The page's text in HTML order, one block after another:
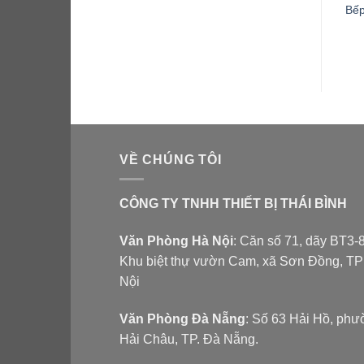
VỀ CHÚNG TÔI
CÔNG TY TNHH THIẾT BỊ THÁI BÌNH
Văn Phòng Hà Nội: Căn số 71, dãy BT3-
Khu biệt thự vườn Cam, xã Sơn Đồng,
Nội
Văn Phòng Đà Nẵng: Số 63 Hải Hồ,
Hải Châu, TP. Đà Nẵng.